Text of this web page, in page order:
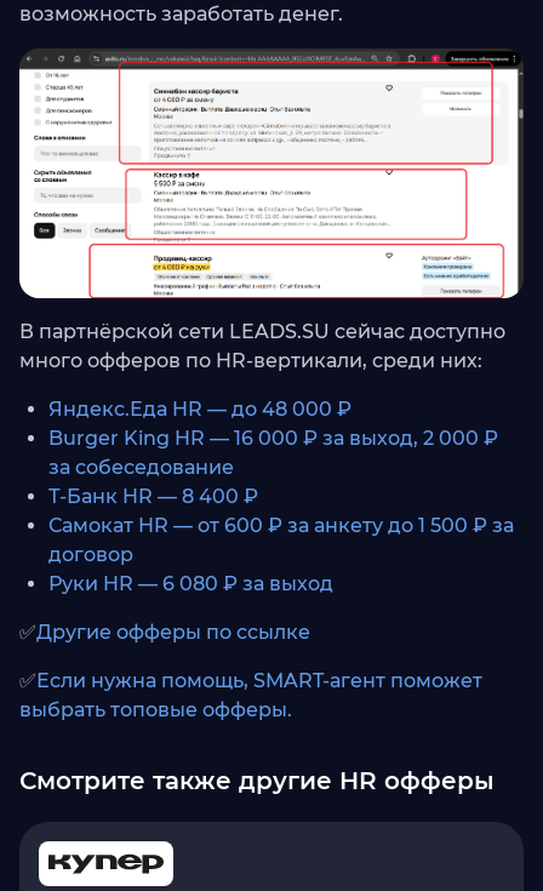
возможность заработать денег.
В партнёрской сети LEADS.SU сейчас доступно
много офферов по HR-вертикали, среди них:
Яндекс.Еда HR — до 48 000 ₽
Burger King HR — 16 000 ₽ за выход, 2 000 ₽
за собеседование
Т-Банк HR — 8 400 ₽
Самокат HR — от 600 ₽ за анкету до 1 500 ₽ за
договор
Руки HR — 6 080 ₽ за выход
✅Другие офферы по ссылке
✅Если нужна помощь, SMART-агент поможет
выбрать топовые офферы.
Смотрите также другие HR офферы